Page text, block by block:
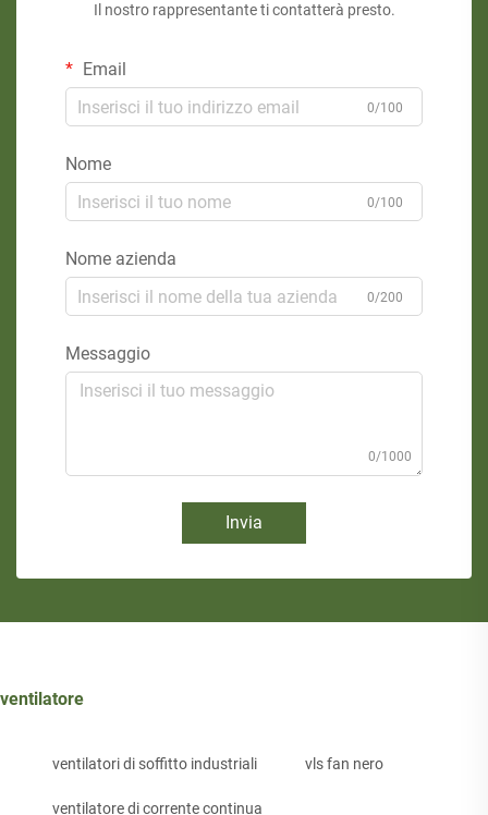
Il nostro rappresentante ti contatterà presto.
Email
0/100
Nome
0/100
Nome azienda
0/200
Messaggio
0/1000
Invia
ventilatore
ventilatori di soffitto industriali vls fan nero
ventilatore di corrente continua